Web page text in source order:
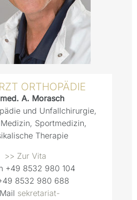
ORTHOPÄDIE
A. Morasch
und Unfallchirurgie,
Sportmedizin,
Therapie
>> Zur Vita
+49 8532 980 104
8532 980 688
sekretariat-